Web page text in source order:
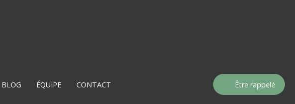
BLOG ÉQUIPE CONTACT Être rappelé